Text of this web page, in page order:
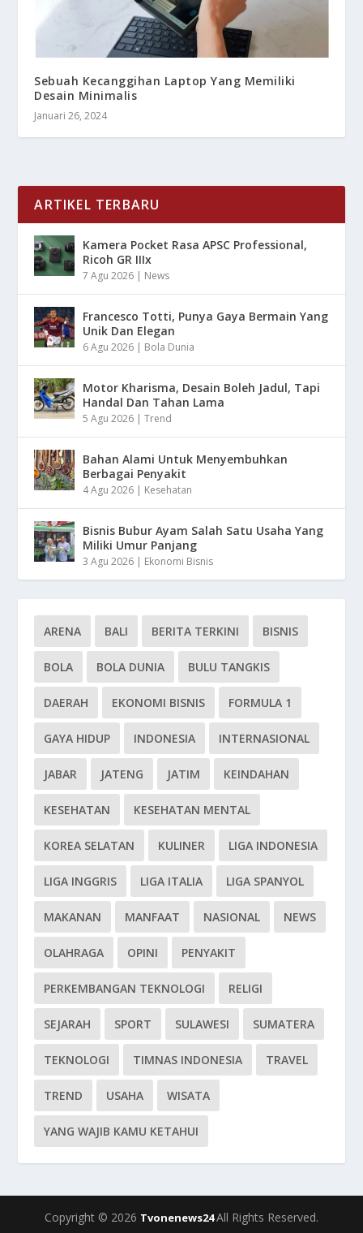
Sebuah Kecanggihan Laptop Yang Memiliki
Desain Minimalis
Januari 26, 2024
ARTIKEL TERBARU
Kamera Pocket Rasa APSC Professional,
Ricoh GR IIIx
7 Agu 2026 | News
Francesco Totti, Punya Gaya Bermain Yang
Unik Dan Elegan
6 Agu 2026 | Bola Dunia
Motor Kharisma, Desain Boleh Jadul, Tapi
Handal Dan Tahan Lama
5 Agu 2026 |Trend
Bahan Alami Untuk Menyembuhkan
Berbagai Penyakit
4 Agu 2026 | Kesehatan
Bisnis Bubur Ayam Salah Satu Usaha Yang
Miliki Umur Panjang
3 Agu 2026 | Ekonomi Bisnis
ARENA BALI BERITA TERKINI BISNIS
BOLA BOLA DUNIA BULU TANGKIS
DAERAH EKONOMI BISNIS FORMULA 1
GAYA HIDUP INDONESIA INTERNASIONAL
JABAR JATENG JATIM KEINDAHAN
KESEHATAN KESEHATAN MENTAL
KOREA SELATAN KULINER LIGA INDONESIA
LIGA INGGRIS LIGA ITALIA LIGA SPANYOL
MAKANAN MANFAAT NASIONAL NEWS
OLAHRAGA OPINI PENYAKIT
PERKEMBANGAN TEKNOLOGI RELIGI
SEJARAH SPORT SULAWESI SUMATERA
TEKNOLOGI TIMNAS INDONESIA TRAVEL
TREND USAHA WISATA
YANG WAJIB KAMU KETAHUI
Copyright © 2026 Tvonenews24All Rights Reserved.